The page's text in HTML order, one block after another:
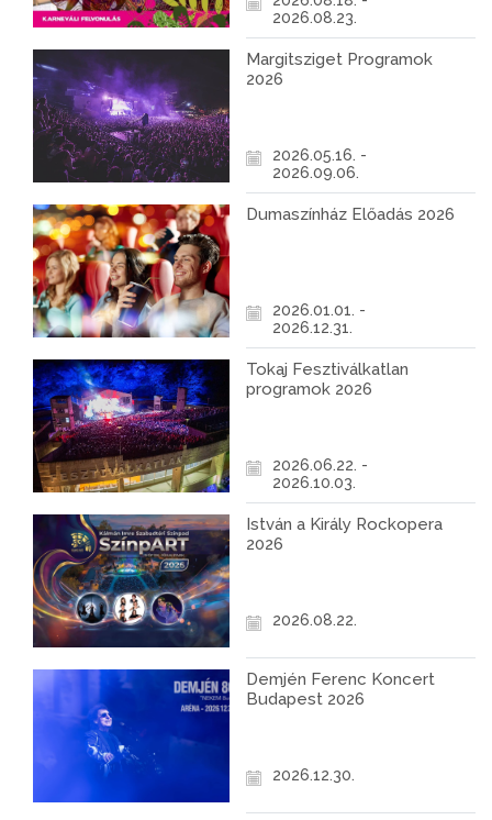
2026.08.23.
Margitsziget Programok
2026
2026.05.16. -
2026.09.06.
Dumaszínház Előadás 2026
2026.01.01. -
2026.12.31.
Tokaj Fesztiválkatlan
programok 2026
2026.06.22. -
2026.10.03.
István a Király Rockopera
2026
2026.08.22.
Demjén Ferenc Koncert
Budapest 2026
2026.12.30.